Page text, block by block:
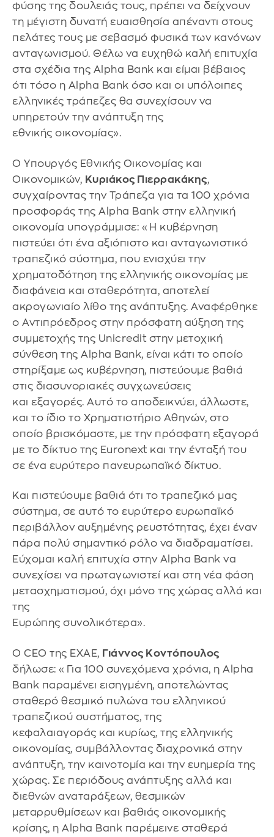
φύσης της δουλειάς τους, πρέπει να δείχνουν
τη μέγιστη δυνατή ευαισθησία απέναντι στους
πελάτες τους με σεβασμό φυσικά των κανόνων
ανταγωνισμού. Θέλω να ευχηθώ καλή επιτυχία
στα σχέδια της Alpha Bank και είμαι βέβαιος
ότι τόσο η Alpha Bank όσο και οι υπόλοιπες
ελληνικές τράπεζες θα συνεχίσουν να
υπηρετούν την ανάπτυξη της
εθνικής οικονομίας».
Ο Υπουργός Εθνικής Οικονομίας και
Οικονομικών, Κυριάκος Πιερρακάκης,
συγχαίροντας την Τράπεζα για τα 100 χρόνια
προσφοράς της Alpha Bank στην ελληνική
οικονομία υπογράμμισε: «Η κυβέρνηση
πιστεύει ότι ένα αξιόπιστο και ανταγωνιστικό
τραπεζικό σύστημα, που ενισχύει την
χρηματοδότηση της ελληνικής οικονομίας με
διαφάνεια και σταθερότητα, αποτελεί
ακρογωνιαίο λίθο της ανάπτυξης. Αναφέρθηκε
ο Αντιπρόεδρος στην πρόσφατη αύξηση της
συμμετοχής της Unicredit στην μετοχική
σύνθεση της Alpha Bank, είναι κάτι το οποίο
στηρίξαμε ως κυβέρνηση, πιστεύουμε βαθιά
στις διασυνοριακές συγχωνεύσεις
και εξαγορές. Αυτό το αποδεικνύει, άλλωστε,
και το ίδιο το Χρηματιστήριο Αθηνών, στο
οποίο βρισκόμαστε, με την πρόσφατη εξαγορά
με το δίκτυο της Euronext και την ένταξή του
σε ένα ευρύτερο πανευρωπαϊκό δίκτυο.
Και πιστεύουμε βαθιά ότι το τραπεζικό μας
σύστημα, σε αυτό το ευρύτερο ευρωπαϊκό
περιβάλλον αυξημένης ρευστότητας, έχει έναν
πάρα πολύ σημαντικό ρόλο να διαδραματίσει.
Εύχομαι καλή επιτυχία στην Alpha Bank να
συνεχίσει να πρωταγωνιστεί και στη νέα φάση
μετασχηματισμού, όχι μόνο της χώρας αλλά και
της
Ευρώπης συνολικότερα».
Ο CEO της ΕΧΑΕ, Γιάννος Κοντόπουλος
δήλωσε: «Για 100 συνεχόμενα χρόνια, η Alpha
Bank παραμένει εισηγμένη, αποτελώντας
σταθερό θεσμικό πυλώνα του ελληνικού
τραπεζικού συστήματος, της
κεφαλαιαγοράς και κυρίως, της ελληνικής
οικονομίας, συμβάλλοντας διαχρονικά στην
ανάπτυξη, την καινοτομία και την ευημερία της
χώρας. Σε περιόδους ανάπτυξης αλλά και
διεθνών αναταράξεων, θεσμικών
μεταρρυθμίσεων και βαθιάς οικονομικής
κρίσης, η Alpha Bank παρέμεινε σταθερά